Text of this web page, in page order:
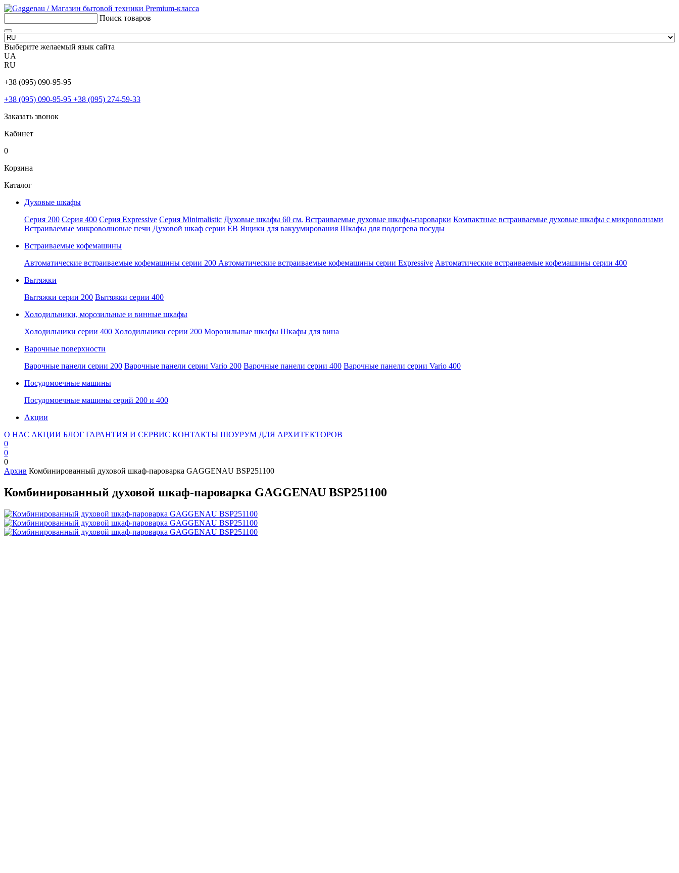
Поиск товаров
Выберите желаемый язык сайта
UA
RU
+38 (095) 090-95-95
+38 (095) 090-95-95 +38 (095) 274-59-33
Заказать звонок
Кабинет
0
Корзина
Каталог
Духовые шкафы
Серия 200 Серия 400 Серия Expressive Серия Minimalistic Духовые шкафы 60 см. Встраиваемые духовые шкафы-пароварки Компактные встраиваемые духовые шкафы с микроволнами
Встраиваемые микроволновые печи Духовой шкаф серии EB Ящики для вакуумирования Шкафы для подогрева посуды
Встраиваемые кофемашины
Автоматические встраиваемые кофемашины серии 200 Автоматические встраиваемые кофемашины серии Expressive Автоматические встраиваемые кофемашины серии 400
Вытяжки
Вытяжки серии 200 Вытяжки серии 400
Холодильники, морозильные и винные шкафы
Холодильники серии 400 Холодильники серии 200 Морозильные шкафы Шкафы для вина
Варочные поверхности
Варочные панели серии 200 Варочные панели серии Vario 200 Варочные панели серии 400 Варочные панели серии Vario 400
Посудомоечные машины
Посудомоечные машины серий 200 и 400
Акции
О НАС АКЦИИ БЛОГ ГАРАНТИЯ И СЕРВИС КОНТАКТЫ ШОУРУМ ДЛЯ АРХИТЕКТОРОВ
0
0
0
Архив Комбинированный духовой шкаф-пароварка GAGGENAU BSP251100
Комбинированный духовой шкаф-пароварка GAGGENAU BSP251100